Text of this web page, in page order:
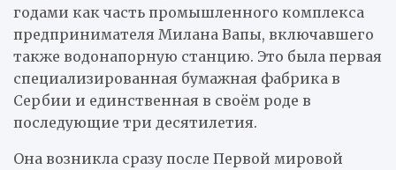
годами как часть промышленного комплекса
предпринимателя Милана Вапы, включавшего
также водонапорную станцию. Это была первая
специализированная бумажная фабрика в
Сербии и единственная в своём роде в
последующие три десятилетия.
Она возникла сразу после Первой мировой